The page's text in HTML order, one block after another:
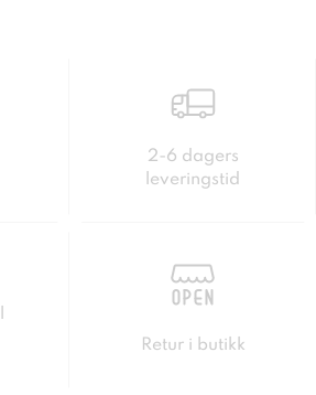
2-6 dagers
leveringstid
Retur i butikk